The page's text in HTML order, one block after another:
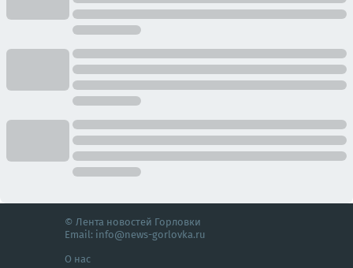
© Лента новостей Горловки
Email: info@news-gorlovka.ru
О нас